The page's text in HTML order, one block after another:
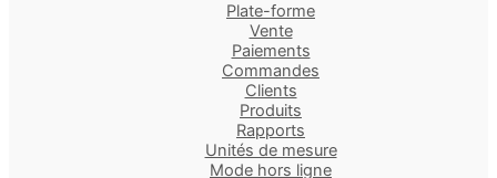
Plate-forme
Vente
Paiements
Commandes
Clients
Produits
Rapports
Unités de mesure
Mode hors ligne